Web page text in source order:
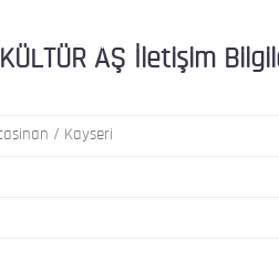
AŞ İletişim
/ Kayseri